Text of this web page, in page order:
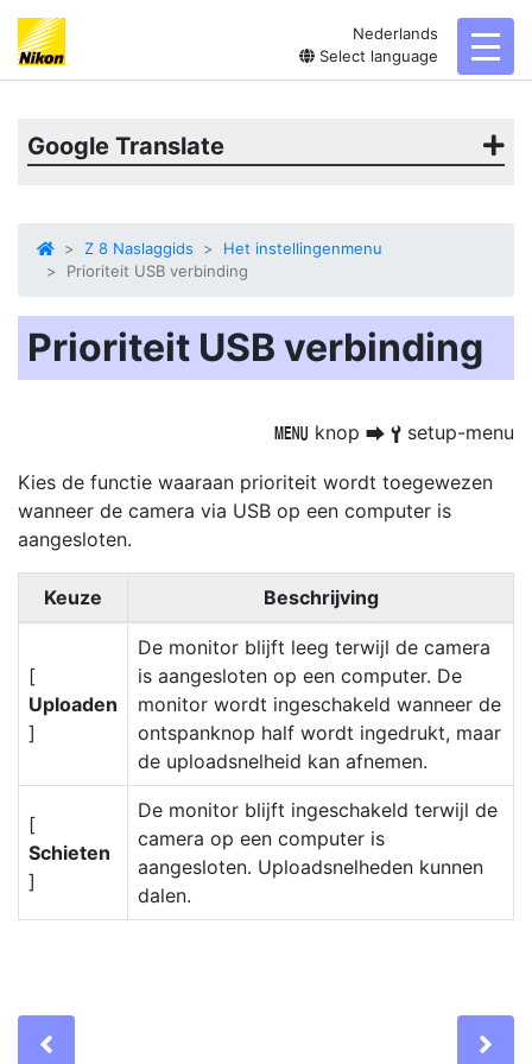
Nederlands
Select language
Google Translate
Z 8 Naslaggids
Het instellingenmenu
Prioriteit USB verbinding
Prioriteit USB verbinding
G knop U B setup-menu
Kies de functie waaraan prioriteit wordt toegewezen
wanneer de camera via USB op een computer is
aangesloten.
Keuze Beschrijving
[
Uploaden
]
De monitor blijft leeg terwijl de camera
is aangesloten op een computer. De
monitor wordt ingeschakeld wanneer de
ontspanknop half wordt ingedrukt, maar
de uploadsnelheid kan afnemen.
[
Schieten
]
De monitor blijft ingeschakeld terwijl de
camera op een computer is
aangesloten. Uploadsnelheden kunnen
dalen.